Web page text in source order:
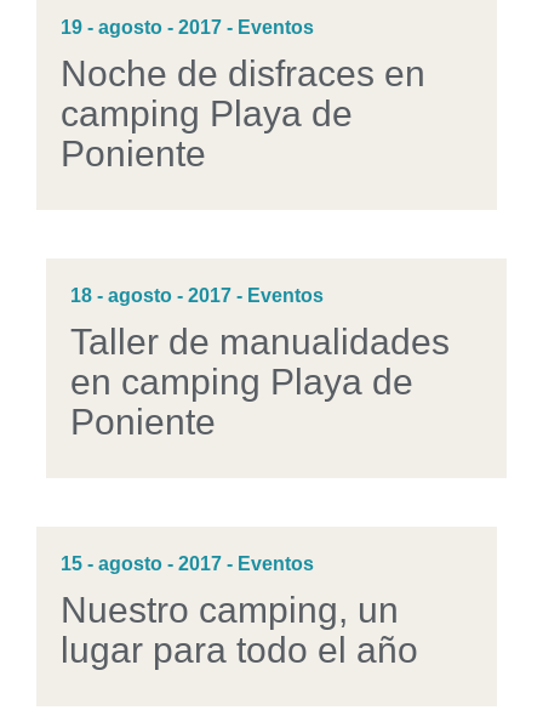
19 - agosto - 2017 - Eventos
Noche de disfraces en
camping Playa de
Poniente
18 - agosto - 2017 - Eventos
Taller de manualidades
en camping Playa de
Poniente
15 - agosto - 2017 - Eventos
Nuestro camping, un
lugar para todo el año